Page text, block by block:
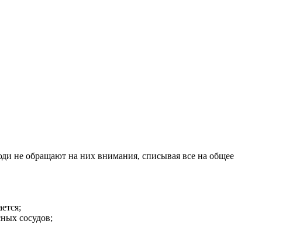
не обращают на них внимания, списывая все на общее
сосудов;